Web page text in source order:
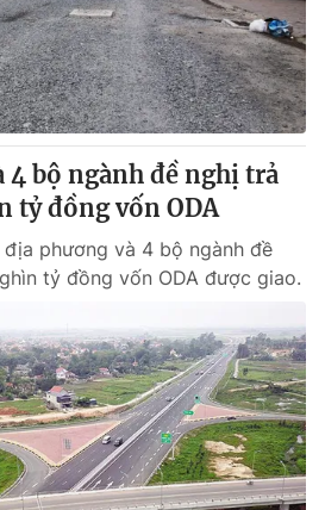
4 bộ ngành đề nghị trả
tỷ đồng vốn ODA
địa phương và 4 bộ ngành đề
tỷ đồng vốn ODA được giao.